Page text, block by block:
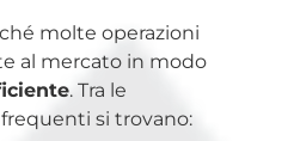
molte operazioni
al mercato in modo
. Tra le
si trovano: